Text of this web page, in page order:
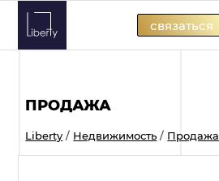
Skip
content
связаться
ПРОДАЖА
Liberty / Недвижимость / Продажа